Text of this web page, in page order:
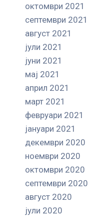
октомври 2021
септември 2021
август 2021
јули 2021
јуни 2021
мај 2021
април 2021
март 2021
февруари 2021
јануари 2021
декември 2020
ноември 2020
октомври 2020
септември 2020
август 2020
јули 2020